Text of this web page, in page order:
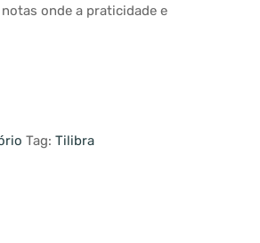
onde a praticidade e
Tag: Tilibra